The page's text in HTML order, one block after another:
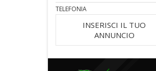
TELEFONIA
INSERISCI IL TUO
ANNUNCIO